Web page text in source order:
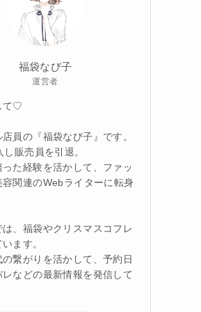
福袋なび子
運営者
て♡
員の『福袋なび子』です。
販売員を引退。
った経験を活かして、ファッ
容関連のWebライターに転身
は、福袋やクリスマスコフレ
ます。
の繋がりを活かして、予約日
レなどの最新情報を発信して